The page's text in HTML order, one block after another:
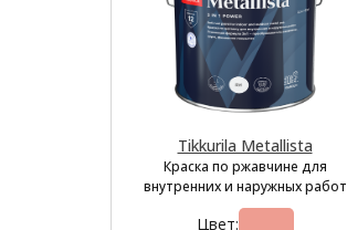
Tikkurila Metallista
Краска по ржавчине для
внутренних и наружных работ
Цвет: